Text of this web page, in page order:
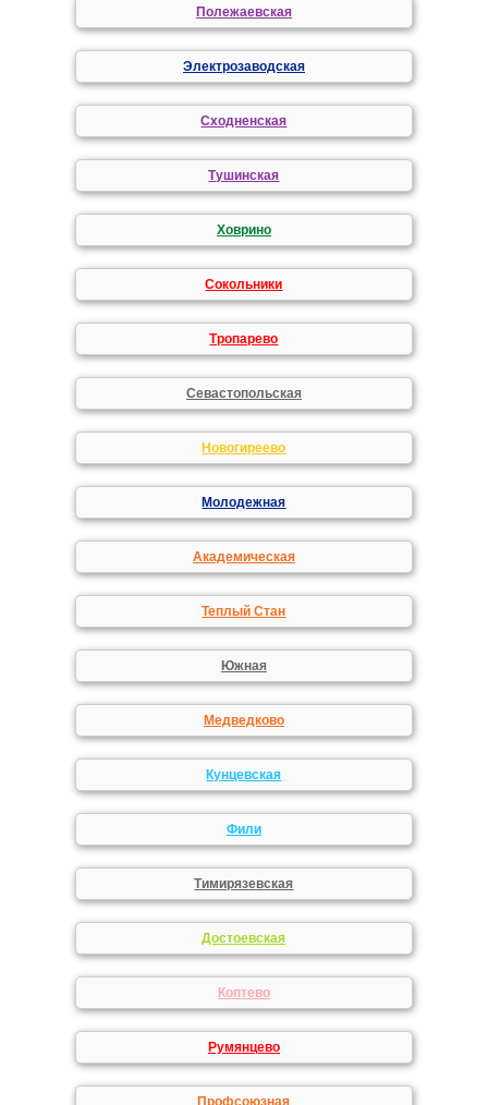
Полежаевская
Электрозаводская
Сходненская
Тушинская
Ховрино
Сокольники
Тропарево
Севастопольская
Новогиреево
Молодежная
Академическая
Теплый Стан
Южная
Медведково
Кунцевская
Фили
Тимирязевская
Достоевская
Коптево
Румянцево
Профсоюзная